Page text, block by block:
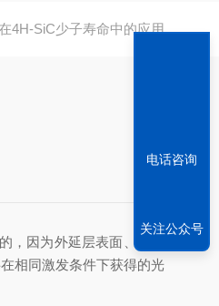
4H-SiC少子寿命中的应用
因为外延层表面、外延
在相同激发条件下获得的光
电话咨询
关注公众号